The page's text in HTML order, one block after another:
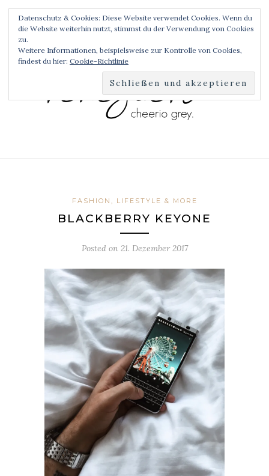
FASHION, LIFESTYLE & MORE
BLACKBERRY KEYONE
Posted on 21. Dezember 2017
Datenschutz & Cookies: Diese Website verwendet Cookies. Wenn du
die Website weiterhin nutzt, stimmst du der Verwendung von Cookies
zu.
Weitere Informationen, beispielsweise zur Kontrolle von Cookies,
findest du hier: Cookie-Richtlinie